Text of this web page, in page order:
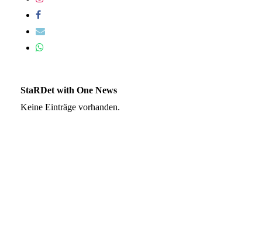
StaRDet with One News
Keine Einträge vorhanden.